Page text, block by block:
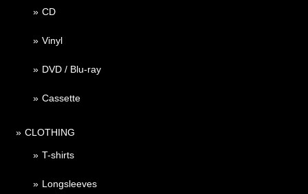
CD
Vinyl
DVD / Blu-ray
Cassette
CLOTHING
T-shirts
Longsleeves